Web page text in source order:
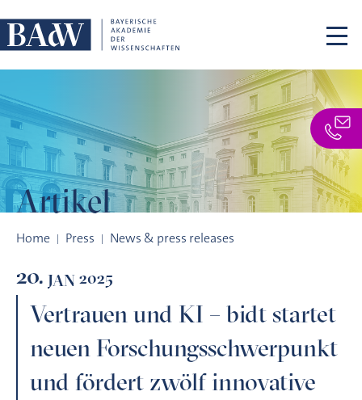
Artikel
Home Press News & press releases
20. JAN 2025
Vertrauen und KI – bidt startet
neuen Forschungsschwerpunkt
und fördert zwölf innovative